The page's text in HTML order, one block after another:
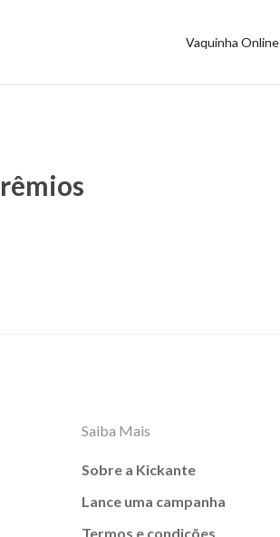
Vaquinha Online
Saiba Mais
Sobre a Kickante
Lance uma campanha
Termos e condições